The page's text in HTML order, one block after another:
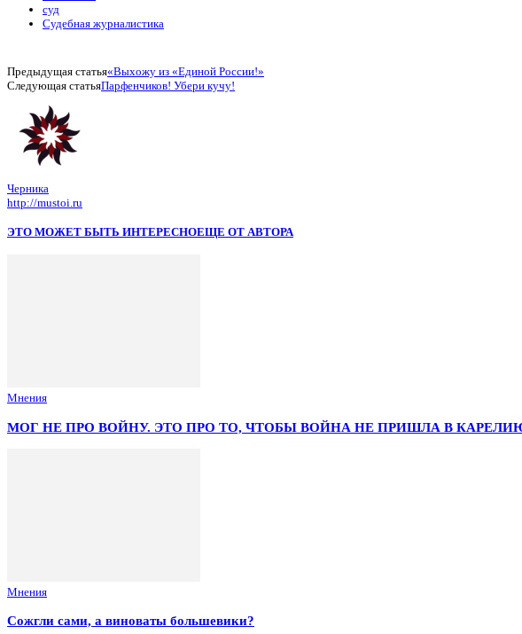
суд
Судебная журналистика
Предыдущая статья«Выхожу из «Единой России!»
Следующая статьяПарфенчиков! Убери кучу!
Черника
http://mustoi.ru
ЭТО МОЖЕТ БЫТЬ ИНТЕРЕСНОЕЩЕ ОТ АВТОРА
Мнения
МОГ НЕ ПРО ВОЙНУ. ЭТО ПРО ТО, ЧТОБЫ ВОЙНА НЕ ПРИШЛА В
Мнения
Сожгли сами, а виноваты большевики?